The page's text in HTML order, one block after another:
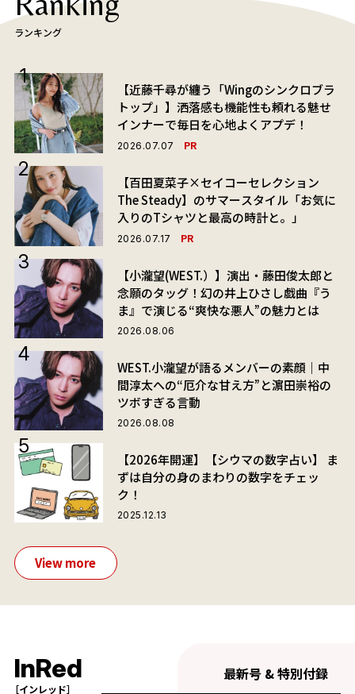
ランキング
【近藤千尋が纏う「Wingのシンクロブラ
トップ」】洒落感も機能性も頼れる魅せ
インナーで毎日を心地よくアプデ！
2026.07.07 PR
【百田夏菜子×セイコーセレクション
The Steady】のサマースタイル「お気に
入りのTシャツと最高の時計と。」
2026.07.17 PR
【小瀧望(WEST.）】演出・藤田俊太郎と
念願のタッグ！幻の井上ひさし戯曲『う
ま』で演じる“爽快な悪人”の魅力とは
2026.08.06
WEST.小瀧望が語るメンバーの素顔｜中
間淳太への“厄介な甘え方”と濵田崇裕の
ツボすぎる言動
2026.08.08
【2026年開運】【シウマの数字占い】 ま
ずは自分の身のまわりの数字をチェッ
ク！
2025.12.13
View more
InRed
［インレッド］
最新号 & 特別付録